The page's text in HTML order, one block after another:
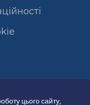
цього сайту,